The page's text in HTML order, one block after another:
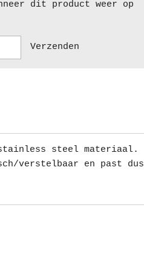
dit product weer op
Verzenden
steel materiaal.
verstelbaar en past dus